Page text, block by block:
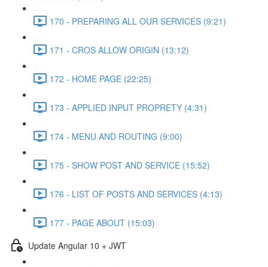
170 - PREPARING ALL OUR SERVICES (9:21)
171 - CROS ALLOW ORIGIN (13:12)
172 - HOME PAGE (22:25)
173 - APPLIED INPUT PROPRETY (4:31)
174 - MENU AND ROUTING (9:00)
175 - SHOW POST AND SERVICE (15:52)
176 - LIST OF POSTS AND SERVICES (4:13)
177 - PAGE ABOUT (15:03)
Update Angular 10 + JWT